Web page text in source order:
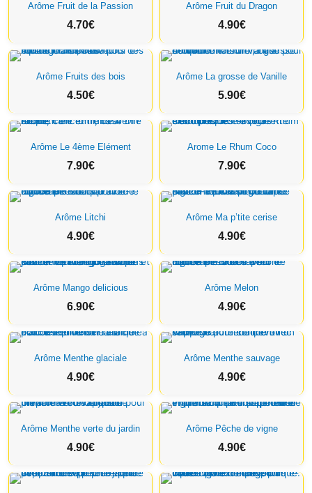
Arôme Fruit de la Passion
4.70€
Arôme Fruit du Dragon
4.90€
Arôme Fruits des bois
4.50€
Arôme La grosse de Vanille
5.90€
Arôme Le 4ème Elément
7.90€
Arome Le Rhum Coco
7.90€
Arôme Litchi
4.90€
Arôme Ma p’tite cerise
4.90€
Arôme Mango delicious
6.90€
Arôme Melon
4.90€
Arôme Menthe glaciale
4.90€
Arôme Menthe sauvage
4.90€
Arôme Menthe verte du jardin
4.90€
Arôme Pêche de vigne
4.90€